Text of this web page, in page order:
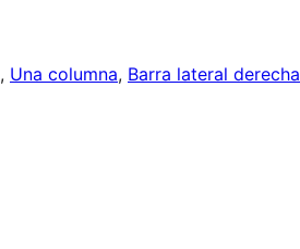
, Una columna, Barra lateral derecha